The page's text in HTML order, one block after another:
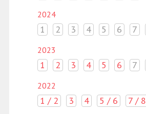
2024
1 2 3 4 5 6 7
2023
1 2 3 4 5 6 7
2022
1 / 2 3 4 5 / 6 7 / 8